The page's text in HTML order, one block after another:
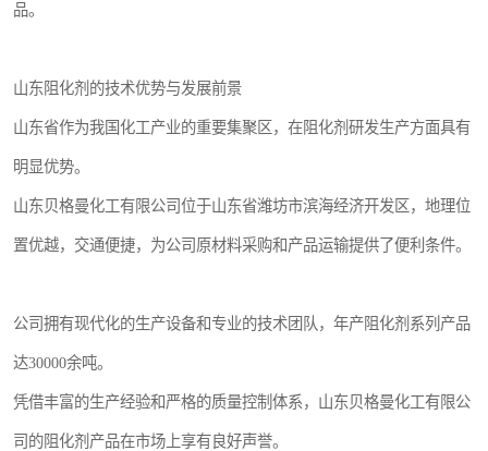
品。
山东阻化剂的技术优势与发展前景
山东省作为我国化工产业的重要集聚区，在阻化剂研发生产方面具有
明显优势。
山东贝格曼化工有限公司位于山东省潍坊市滨海经济开发区，地理位
置优越，交通便捷，为公司原材料采购和产品运输提供了便利条件。
公司拥有现代化的生产设备和专业的技术团队，年产阻化剂系列产品
达30000余吨。
凭借丰富的生产经验和严格的质量控制体系，山东贝格曼化工有限公
司的阻化剂产品在市场上享有良好声誉。